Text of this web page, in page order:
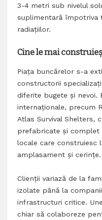
3-4 metri sub nivelul
suplimentară împotriva
radiațiilor.
Cine le mai
Piața buncărelor s-a
constructorii
diferite bugete și nevoi.
internaționale, precum
Atlas Survival Shelters,
prefabricate și complet
locale care construiesc
amplasament și cerințe.
Clienții variază de la
izolate până la
infrastructuri critice.
chiar să colaboreze